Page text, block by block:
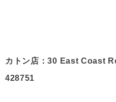
カトン店：30 East Coast
428751